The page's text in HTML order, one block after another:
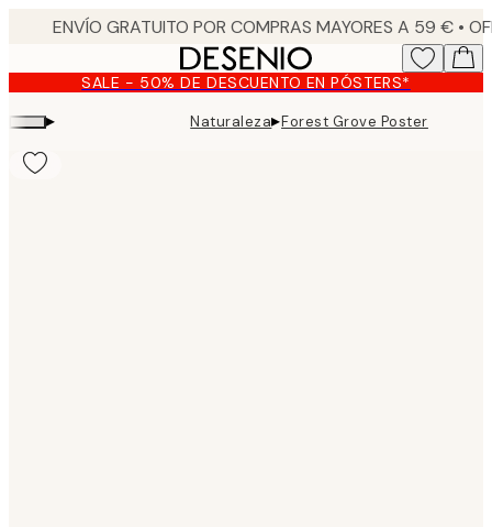
content.SALE - 50% DE DESCUENTO EN PÓSTERS*
▸ Naturaleza▸Forest Grove Poster